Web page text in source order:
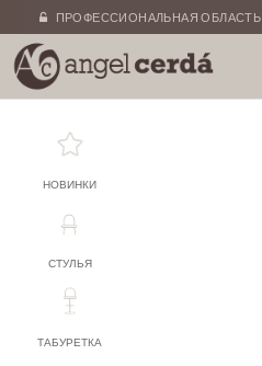
ПРОФЕССИОНАЛЬНАЯ ОБЛАСТЬ
НОВИНКИ
СТУЛЬЯ
ТАБУРЕТКА